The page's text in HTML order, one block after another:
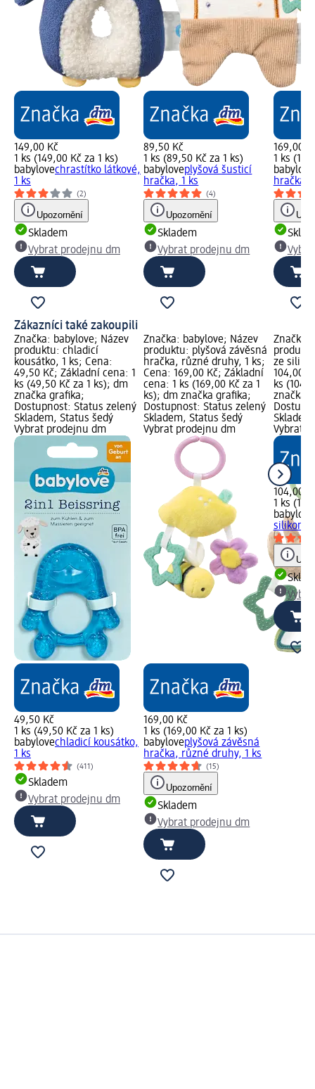
149,00 Kč
1 ks (149,00 Kč za 1 ks)
babylovechrastítko látkové,
1 ks
(2)
Upozornění
Skladem
Vybrat prodejnu dm
89,50 Kč
1 ks (89,50 Kč za 1 ks)
babyloveplyšová šusticí
hračka, 1 ks
(4)
Upozornění
Skladem
Vybrat prodejnu dm
169,00
1 ks
babylove
hračka,
Zákazníci také zakoupili
Značka: babylove; Název
produktu: chladicí
kousátko, 1 ks; Cena:
49,50 Kč; Základní cena: 1
ks (49,50 Kč za 1 ks); dm
značka grafika;
Dostupnost: Status zelený
Skladem, Status šedý
Vybrat prodejnu dm
49,50 Kč
1 ks (49,50 Kč za 1 ks)
babylovechladicí kousátko,
1 ks
(411)
Skladem
Vybrat prodejnu dm
Značka: babylove; Název
produktu: plyšová závěsná
hračka, různé druhy, 1 ks;
Cena: 169,00 Kč; Základní
cena: 1 ks (169,00 Kč za 1
ks); dm značka grafika;
Dostupnost: Status zelený
Skladem, Status šedý
Vybrat prodejnu dm
169,00 Kč
1 ks (169,00 Kč za 1 ks)
babyloveplyšová závěsná
hračka, různé druhy, 1 ks
(15)
Upozornění
Skladem
Vybrat prodejnu dm
Značka:
ze
104,00
ks
značka
Vybrat
104,00
1 ks
babylove
silikonu,